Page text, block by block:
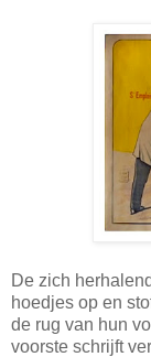
De zich
hoedjes op en
de rug van hun
voorste schrijft